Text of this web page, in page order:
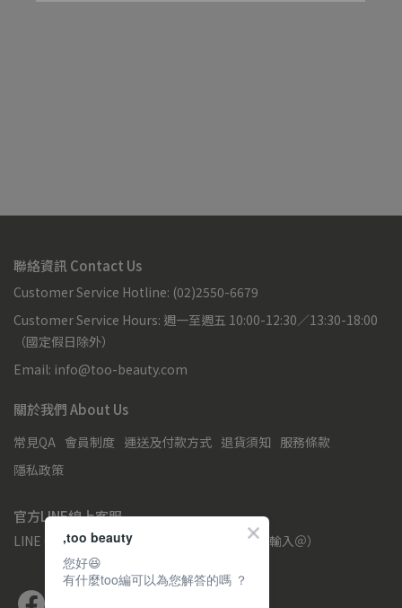
聯絡資訊 Contact Us
Customer Service Hotline: (02)2550-6679
Customer Service Hours: 週一至週五 10:00-12:30／13:30-18:00
（國定假日除外）
Email: info@too-beauty.com
關於我們 About Us
常見QA 會員制度 運送及付款方式 退貨須知 服務條款
隱私政策
官方LINE線上客服
LINE Official Account : @754qiumx （請務必輸入＠）
,too beauty
您好😆
有什麼too編可以為您解答的嗎 ？